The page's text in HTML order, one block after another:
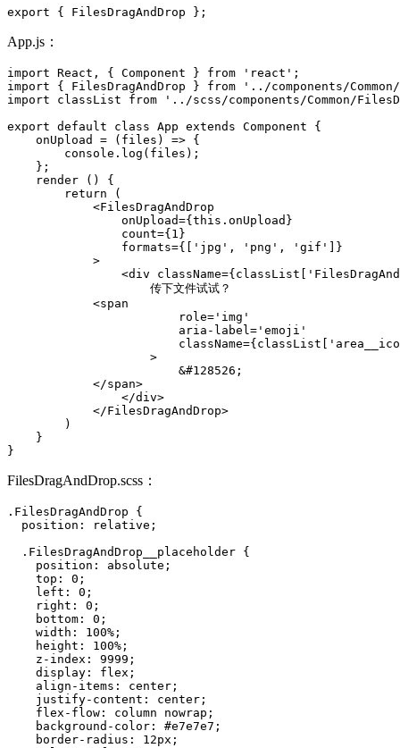
export { FilesDragAndDrop };
App.js：
import React, { Component } from 'react';
import { FilesDragAndDrop } from '../components/
import classList from '../scss/components/Common/
export default class App extends Component {
    onUpload = (files) => {
        console.log(files);
    };
    render () {
        return (
            <FilesDragAndDrop
                onUpload={this.onUpload}
                count={1}
                formats={['jpg', 'png', 'gif']}
            >
<div
                    传下文件试试？
            <span
                        role='img'
                        aria-label='emoji'
                    >
                        &#128526;
            </span>
                </div>
            </FilesDragAndDrop>
        )
    }
}
FilesDragAndDrop.scss：
.FilesDragAndDrop {
  position: relative;
  .FilesDragAndDrop__placeholder {
    position: absolute;
    top: 0;
    left: 0;
    right: 0;
    bottom: 0;
    width: 100%;
    height: 100%;
    z-index: 9999;
    display: flex;
    align-items: center;
    justify-content: center;
    flex-flow: column nowrap;
    background-color: #e7e7e7;
    border-radius: 12px;